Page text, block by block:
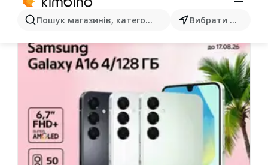
Пошук магазинів, категорій, товарів... Вибрати місто